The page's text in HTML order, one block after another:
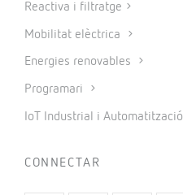
Reactiva i filtratge
Mobilitat elèctrica
Energies renovables
Programari
IoT Industrial i Automatització
CONNECTAR